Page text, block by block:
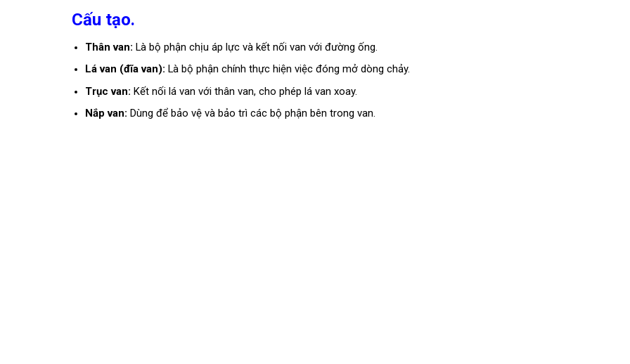
Cấu tạo.
Thân van: Là bộ phận chịu áp lực và kết nối van với đường ống.
Lá van (đĩa van): Là bộ phận chính thực hiện việc đóng mở dòng chảy.
Trục van: Kết nối lá van với thân van, cho phép lá van xoay.
Nắp van: Dùng để bảo vệ và bảo trì các bộ phận bên trong van.